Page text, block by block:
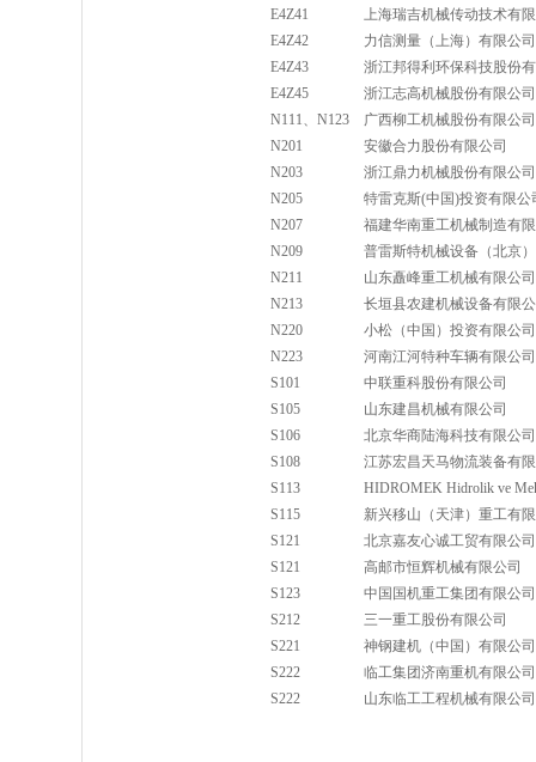
E4Z41
上海瑞吉机械传动技术有
E4Z42
力信测量（上海）有限公司
E4Z43
浙江邦得利环保科技股份
E4Z45
浙江志高机械股份有限公司
N111、N123
广西柳工机械股份有限公司
N201
安徽合力股份有限公司
N203
浙江鼎力机械股份有限公司
N205
特雷克斯(中国)投资有限公
N207
福建华南重工机械制造有
N209
普雷斯特机械设备（北京
N211
山东矗峰重工机械有限公司
N213
长垣县农建机械设备有限
N220
小松（中国）投资有限公司
N223
河南江河特种车辆有限公司
S101
中联重科股份有限公司
S105
山东建昌机械有限公司
S106
北京华商陆海科技有限公司
S108
江苏宏昌天马物流装备有
S113
HIDROMEK Hidrolik ve
S115
新兴移山（天津）重工有
S121
北京嘉友心诚工贸有限公司
S121
高邮市恒辉机械有限公司
S123
中国国机重工集团有限公司
S212
三一重工股份有限公司
S221
神钢建机（中国）有限公司
S222
临工集团济南重机有限公司
S222
山东临工工程机械有限公司